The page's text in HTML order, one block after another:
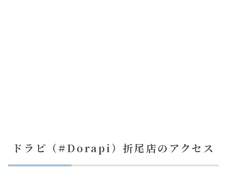
ドラピ（#Dorapi）折尾店のアクセス